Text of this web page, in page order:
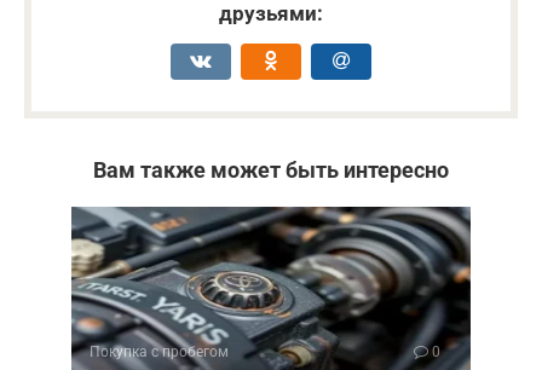
друзьями:
Вам также может быть интересно
Покупка с пробегом 0